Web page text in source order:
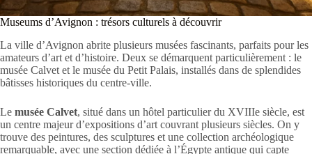
Museums d’Avignon : trésors culturels à découvrir
La ville d’Avignon abrite plusieurs musées fascinants, parfaits pour les
amateurs d’art et d’histoire. Deux se démarquent particulièrement : le
musée Calvet et le musée du Petit Palais, installés dans de splendides
bâtisses historiques du centre-ville.
Le musée Calvet, situé dans un hôtel particulier du XVIIIe siècle, est
un centre majeur d’expositions d’art couvrant plusieurs siècles. On y
trouve des peintures, des sculptures et une collection archéologique
remarquable, avec une section dédiée à l’Égypte antique qui capte